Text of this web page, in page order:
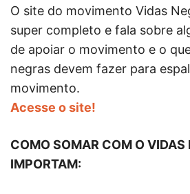
O site do movimento Vidas
super completo e fala sobre
de apoiar o movimento e o
negras devem fazer para
movimento.
Acesse o site!
COMO SOMAR COM O VIDAS
IMPORTAM: